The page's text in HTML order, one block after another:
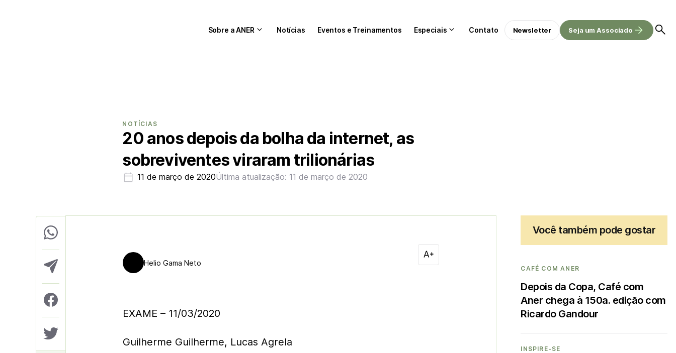
Sobre a ANER Notícias Eventos e Treinamentos Especiais Contato Newsletter Seja um Associado
NOTÍCIAS
20 anos depois da bolha da internet, as
sobreviventes viraram trilionárias
11 de março de 2020Última atualização: 11 de março de 2020
Helio Gama Neto
EXAME – 11/03/2020
Guilherme Guilherme, Lucas Agrela
Você também pode gostar
CAFÉ COM ANER
Depois da Copa, Café com
Aner chega à 150a. edição com
Ricardo Gandour
INSPIRE-SE